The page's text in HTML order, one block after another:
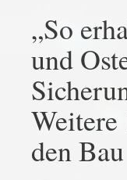
„So
und
den